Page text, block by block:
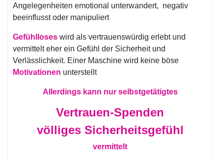
Angelegenheiten emotional unterwandert, negativ
beeinflusst oder manipuliert
Gefühlloses wird als vertrauenswürdig erlebt und
vermittelt eher ein Gefühl der Sicherheit und
Verlässlichkeit. Einer Maschine wird keine böse
Motivationen unterstellt
Allerdings kann nur selbstgetätigtes
Vertrauen-Spenden
völliges Sicherheitsgefühl
vermittelt